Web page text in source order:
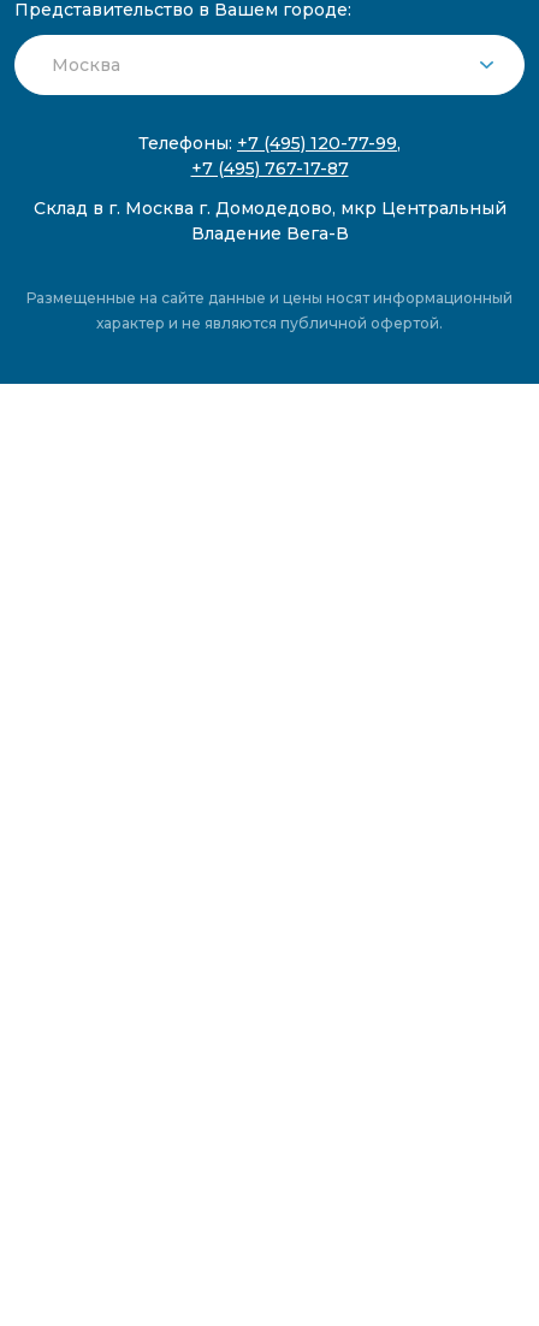
Представительство в Вашем городе:
Телефоны: +7 (495) 120-77-99,
+7 (495) 767-17-87
Склад в г. Москва г. Домодедово, мкр Центральный
Владение Вега-В
Размещенные на сайте данные и цены носят информационный
характер и не являются публичной офертой.